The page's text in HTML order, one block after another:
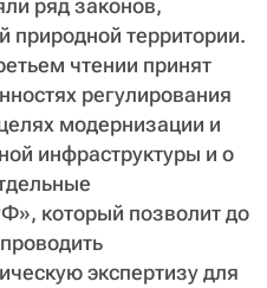
ряд законов,
природной территории.
чтении принят
регулирования
модернизации и
инфраструктуры и о
который позволит до
экспертизу для
ДРУЗЬЯМИ
donate@novayagazeta.ruили